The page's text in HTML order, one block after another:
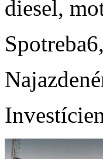
diesel,
Spotreba
Najazdené
Investície